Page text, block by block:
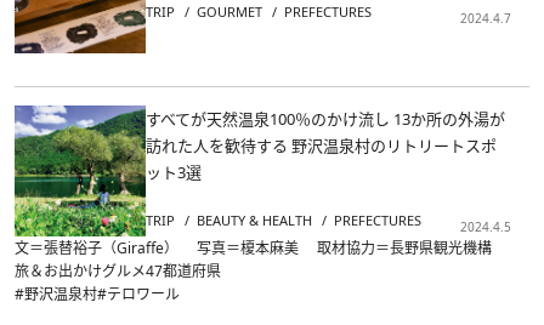
TRIP GOURMET PREFECTURES 2024.4.7
すべてが天然温泉100％のかけ流し 13か所の外湯が
訪れた人を歓待する 野沢温泉村のリトリートスポ
ット3選
TRIP BEAUTY & HEALTH PREFECTURES 2024.4.5
文＝張替裕子（Giraffe） 写真＝榎本麻美 取材協力＝長野県観光機構
旅＆お出かけグルメ47都道府県
#野沢温泉村#テロワール